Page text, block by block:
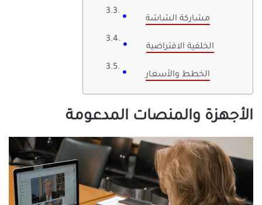
مشاركة الشاشة
الخلفية الافتراضية
الخطط والأسعار
الأجهزة والمنصات المدعومة